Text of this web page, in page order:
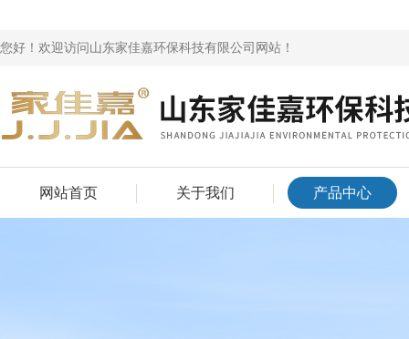
您好！欢迎访问山东家佳嘉环保科技有限公司网站！
网站首页 关于我们 产品中心